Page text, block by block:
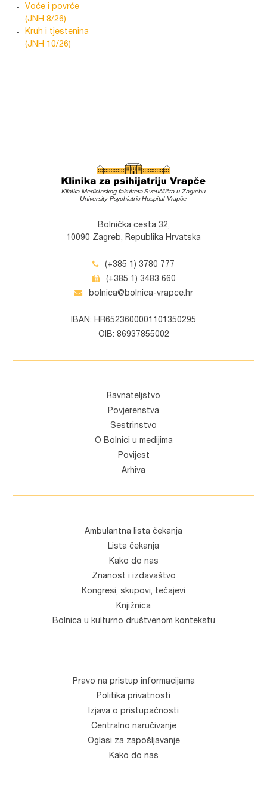
Voće i povrće
(JNH 8/26)
Kruh i tjestenina
(JNH 10/26)
Bolnička cesta 32,
10090 Zagreb, Republika Hrvatska
(+385 1) 3780 777
(+385 1) 3483 660
bolnica@bolnica-vrapce.hr
IBAN: HR6523600001101350295
OIB: 86937855002
Ravnateljstvo
Povjerenstva
Sestrinstvo
O Bolnici u medijima
Povijest
Arhiva
Ambulantna lista čekanja
Lista čekanja
Kako do nas
Znanost i izdavaštvo
Kongresi, skupovi, tečajevi
Knjižnica
Bolnica u kulturno društvenom kontekstu
Pravo na pristup informacijama
Politika privatnosti
Izjava o pristupačnosti
Centralno naručivanje
Oglasi za zapošljavanje
Kako do nas